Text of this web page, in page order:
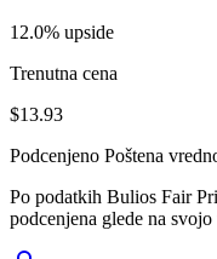
12.0% upside
Trenutna cena
$13.93
Podcenjeno Poštena
Po podatkih Bulios Fair
podcenjena glede na svojo